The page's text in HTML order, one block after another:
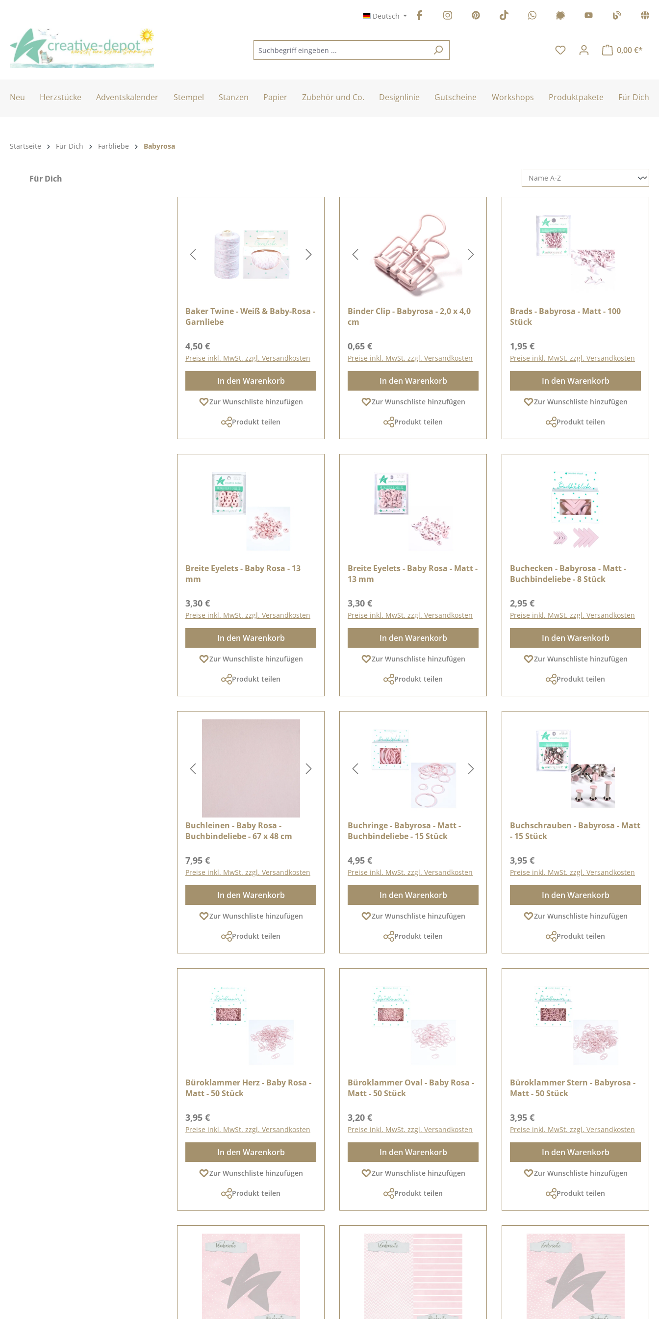
Deutsch
0,00 €*
Neu Herzstücke Adventskalender Stempel Stanzen Papier Zubehör und Co. Designlinie Gutscheine Workshops Produktpakete Für Dich
Produktkategorie:
Startseite Für Dich Farbliebe Babyrosa
Für Dich
Baker Twine - Weiß & Baby-Rosa -
Garnliebe
Regulärer Preis:
4,50 €
Preise inkl. MwSt. zzgl. Versandkosten
In den Warenkorb
Zur Wunschliste hinzufügen
Produkt teilen
Binder Clip - Babyrosa - 2,0 x 4,0
cm
Regulärer Preis:
0,65 €
Preise inkl. MwSt. zzgl. Versandkosten
In den Warenkorb
Zur Wunschliste hinzufügen
Produkt teilen
Brads - Babyrosa - Matt - 100
Stück
Regulärer Preis:
1,95 €
Preise inkl. MwSt. zzgl. Versandkosten
In den Warenkorb
Zur Wunschliste hinzufügen
Produkt teilen
Breite Eyelets - Baby Rosa - 13
mm
Regulärer Preis:
3,30 €
Preise inkl. MwSt. zzgl. Versandkosten
In den Warenkorb
Zur Wunschliste hinzufügen
Produkt teilen
Breite Eyelets - Baby Rosa - Matt -
13 mm
Regulärer Preis:
3,30 €
Preise inkl. MwSt. zzgl. Versandkosten
In den Warenkorb
Zur Wunschliste hinzufügen
Produkt teilen
Buchecken - Babyrosa - Matt -
Buchbindeliebe - 8 Stück
Regulärer Preis:
2,95 €
Preise inkl. MwSt. zzgl. Versandkosten
In den Warenkorb
Zur Wunschliste hinzufügen
Produkt teilen
Buchleinen - Baby Rosa -
Buchbindeliebe - 67 x 48 cm
Regulärer Preis:
7,95 €
Preise inkl. MwSt. zzgl. Versandkosten
In den Warenkorb
Zur Wunschliste hinzufügen
Produkt teilen
Buchringe - Babyrosa - Matt -
Buchbindeliebe - 15 Stück
Regulärer Preis:
4,95 €
Preise inkl. MwSt. zzgl. Versandkosten
In den Warenkorb
Zur Wunschliste hinzufügen
Produkt teilen
Buchschrauben - Babyrosa - Matt
- 15 Stück
Regulärer Preis:
3,95 €
Preise inkl. MwSt. zzgl. Versandkosten
In den Warenkorb
Zur Wunschliste hinzufügen
Produkt teilen
Büroklammer Herz - Baby Rosa -
Matt - 50 Stück
Regulärer Preis:
3,95 €
Preise inkl. MwSt. zzgl. Versandkosten
In den Warenkorb
Zur Wunschliste hinzufügen
Produkt teilen
Büroklammer Oval - Baby Rosa -
Matt - 50 Stück
Regulärer Preis:
3,20 €
Preise inkl. MwSt. zzgl. Versandkosten
In den Warenkorb
Zur Wunschliste hinzufügen
Produkt teilen
Büroklammer Stern - Babyrosa -
Matt - 50 Stück
Regulärer Preis:
3,95 €
Preise inkl. MwSt. zzgl. Versandkosten
In den Warenkorb
Zur Wunschliste hinzufügen
Produkt teilen